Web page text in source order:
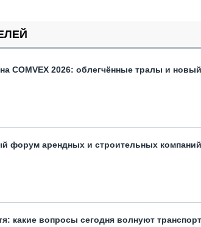
COMVEX 2026: облегчённые тралы и
форум арендных и строительных компаний
какие вопросы сегодня волнуют